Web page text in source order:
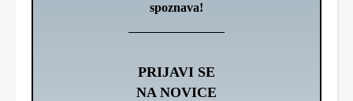
spoznava!
PRIJAVI SE
NA NOVICE